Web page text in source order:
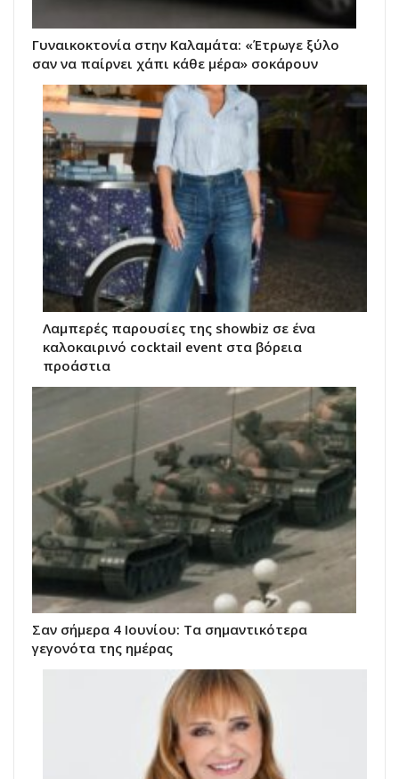
Γυναικοκτονία στην Καλαμάτα: «Έτρωγε ξύλο
σαν να παίρνει χάπι κάθε μέρα» σοκάρουν
Λαμπερές παρουσίες της showbiz σε ένα
καλοκαιρινό cocktail event στα βόρεια
προάστια
Σαν σήμερα 4 Ιουνίου: Τα σημαντικότερα
γεγονότα της ημέρας